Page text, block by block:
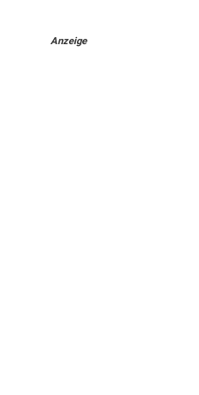
Anzeige